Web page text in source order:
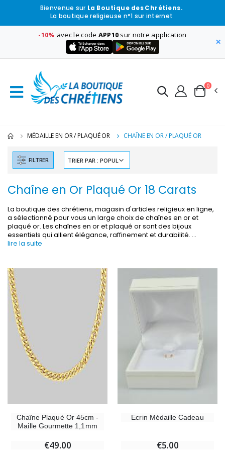
Bienvenue sur La Boutique des Chrétiens.
La boutique religieuse n°1 sur internet
-10% avec le code APP10 sur notre application
×
0
MÉDAILLE EN OR / PLAQUÉ OR CHAÎNE EN OR / PLAQUÉ OR
FILTRER
Chaîne en Or Plaqué Or 18 Carats
La boutique des chrétiens, magasin d'articles religieux en ligne,
a sélectionné pour vous un large choix de chaînes en or et
plaqué or. Les chaînes en or et plaqué or sont des bijoux
essentiels qui allient élégance, raffinement et durabilité. ...
lire la suite
Chaîne Plaqué Or 45cm -
Maille Gourmette 1,1mm
€49.00
Ecrin Médaille Cadeau
€5.00
6 Bougies Teintées Masse Couleur Blanche
-10%
€15.00 €13.50
€7.00
€12.00 €9.60